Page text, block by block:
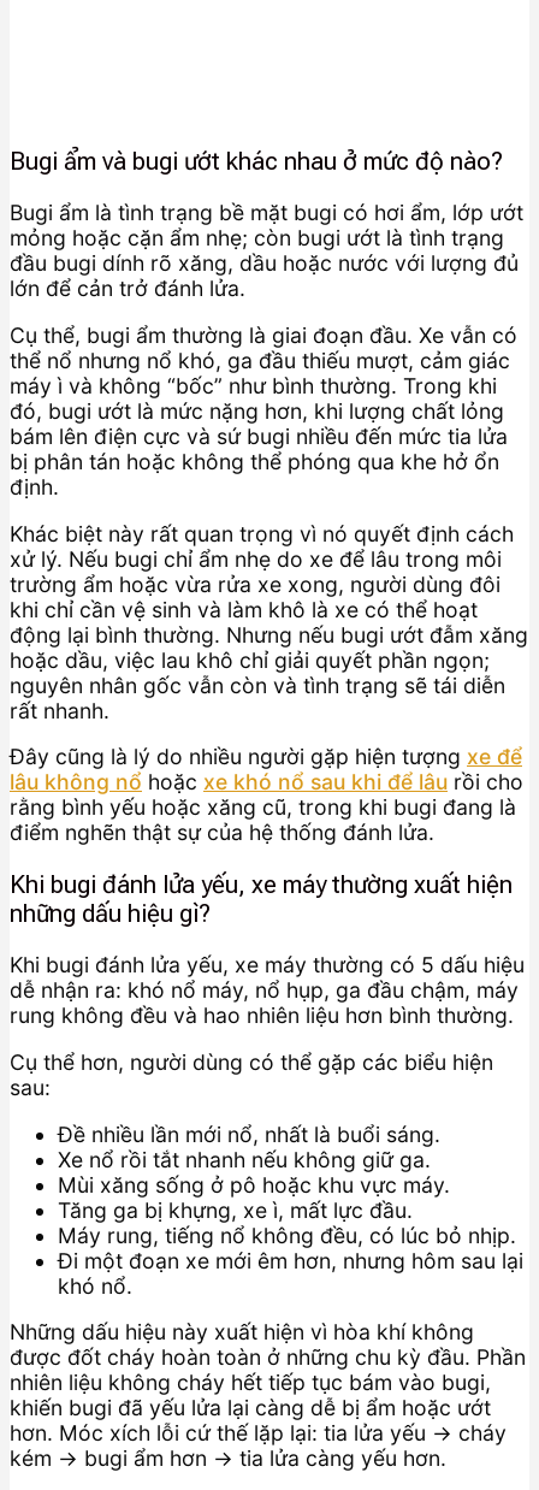
Bugi ẩm và bugi ướt khác nhau ở mức độ nào?
Bugi ẩm là tình trạng bề mặt bugi có hơi ẩm, lớp ướt
mỏng hoặc cặn ẩm nhẹ; còn bugi ướt là tình trạng
đầu bugi dính rõ xăng, dầu hoặc nước với lượng đủ
lớn để cản trở đánh lửa.
Cụ thể, bugi ẩm thường là giai đoạn đầu. Xe vẫn có
thể nổ nhưng nổ khó, ga đầu thiếu mượt, cảm giác
máy ì và không “bốc” như bình thường. Trong khi
đó, bugi ướt là mức nặng hơn, khi lượng chất lỏng
bám lên điện cực và sứ bugi nhiều đến mức tia lửa
bị phân tán hoặc không thể phóng qua khe hở ổn
định.
Khác biệt này rất quan trọng vì nó quyết định cách
xử lý. Nếu bugi chỉ ẩm nhẹ do xe để lâu trong môi
trường ẩm hoặc vừa rửa xe xong, người dùng đôi
khi chỉ cần vệ sinh và làm khô là xe có thể hoạt
động lại bình thường. Nhưng nếu bugi ướt đẫm xăng
hoặc dầu, việc lau khô chỉ giải quyết phần ngọn;
nguyên nhân gốc vẫn còn và tình trạng sẽ tái diễn
rất nhanh.
Đây cũng là lý do nhiều người gặp hiện tượng xe để
lâu không nổ hoặc xe khó nổ sau khi để lâu rồi cho
rằng bình yếu hoặc xăng cũ, trong khi bugi đang là
điểm nghẽn thật sự của hệ thống đánh lửa.
Khi bugi đánh lửa yếu, xe máy thường xuất hiện
những dấu hiệu gì?
Khi bugi đánh lửa yếu, xe máy thường có 5 dấu hiệu
dễ nhận ra: khó nổ máy, nổ hụp, ga đầu chậm, máy
rung không đều và hao nhiên liệu hơn bình thường.
Cụ thể hơn, người dùng có thể gặp các biểu hiện
sau:
Đề nhiều lần mới nổ, nhất là buổi sáng.
Xe nổ rồi tắt nhanh nếu không giữ ga.
Mùi xăng sống ở pô hoặc khu vực máy.
Tăng ga bị khựng, xe ì, mất lực đầu.
Máy rung, tiếng nổ không đều, có lúc bỏ nhịp.
Đi một đoạn xe mới êm hơn, nhưng hôm sau lại
khó nổ.
Những dấu hiệu này xuất hiện vì hòa khí không
được đốt cháy hoàn toàn ở những chu kỳ đầu. Phần
nhiên liệu không cháy hết tiếp tục bám vào bugi,
khiến bugi đã yếu lửa lại càng dễ bị ẩm hoặc ướt
hơn. Móc xích lỗi cứ thế lặp lại: tia lửa yếu → cháy
kém → bugi ẩm hơn → tia lửa càng yếu hơn.